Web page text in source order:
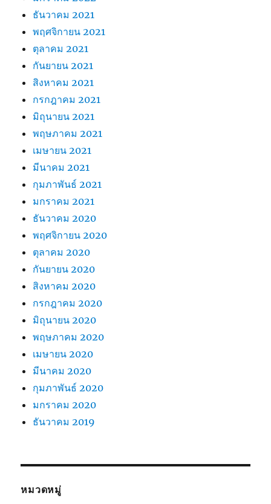
ธันวาคม 2021
พฤศจิกายน 2021
ตุลาคม 2021
กันยายน 2021
สิงหาคม 2021
กรกฎาคม 2021
มิถุนายน 2021
พฤษภาคม 2021
เมษายน 2021
มีนาคม 2021
กุมภาพันธ์ 2021
มกราคม 2021
ธันวาคม 2020
พฤศจิกายน 2020
ตุลาคม 2020
กันยายน 2020
สิงหาคม 2020
กรกฎาคม 2020
มิถุนายน 2020
พฤษภาคม 2020
เมษายน 2020
มีนาคม 2020
กุมภาพันธ์ 2020
มกราคม 2020
ธันวาคม 2019
หมวดหมู่